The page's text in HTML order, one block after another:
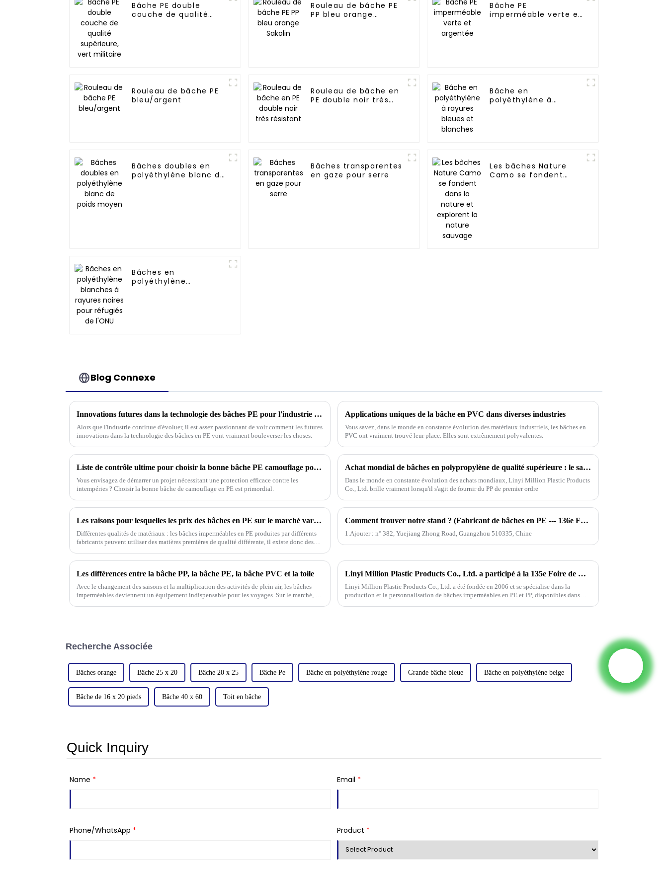
Bâche PE double
couche de qualité
Rouleau de bâche PE
PP bleu orange
Bâche PE
imperméable verte et
Rouleau de bâche PE
bleu/argent
Rouleau de bâche en
PE double noir très
Bâche en
polyéthylène à
Bâches doubles en
polyéthylène blanc de
Bâches transparentes
en gaze pour serre
Les bâches Nature
Camo se fondent
Bâches en
polyéthylène
Blog Connexe
Innovations futures dans la technologie des bâches PE pour l'industrie 2025
Alors que l'industrie continue d'évoluer, il est assez passionnant de voir comment les futures
innovations dans la technologie des bâches en PE vont vraiment bouleverser les choses.
Applications uniques de la bâche en PVC dans diverses industries
Vous savez, dans le monde en constante évolution des matériaux industriels, les bâches en
PVC ont vraiment trouvé leur place. Elles sont extrêmement polyvalentes.
Liste de contrôle ultime pour choisir la bonne bâche PE camouflage pour votre projet
Vous envisagez de démarrer un projet nécessitant une protection efficace contre les
intempéries ? Choisir la bonne bâche de camouflage en PE est primordial.
Achat mondial de bâches en polypropylène de qualité supérieure : le savoir-faire chinois au service des marchés axés sur la qualité
Dans le monde en constante évolution des achats mondiaux, Linyi Million Plastic Products
Co., Ltd. brille vraiment lorsqu'il s'agit de fournir du PP de premier ordre
Les raisons pour lesquelles les prix des bâches en PE sur le marché varient considérablement
Différentes qualités de matériaux : les bâches imperméables en PE produites par différents
fabricants peuvent utiliser des matières premières de qualité différente, il existe donc des
Comment trouver notre stand ? (Fabricant de bâches en PE --- 136e Foire de Canton)
1.Ajouter : n° 382, ​​​​Yuejiang Zhong Road, Guangzhou 510335, Chine
Les différences entre la bâche PP, la bâche PE, la bâche PVC et la toile
Avec le changement des saisons et la multiplication des activités de plein air, les bâches
imperméables deviennent un équipement indispensable pour les voyages. Sur le marché, on
Linyi Million Plastic Products Co., Ltd. a participé à la 135e Foire de Canton du printemps pour présenter des produits de bâche imperméable en PE et PP
Linyi Million Plastic Products Co., Ltd. a été fondée en 2006 et se spécialise dans la
production et la personnalisation de bâches imperméables en PE et PP, disponibles dans
Recherche Associée
Bâches orange Bâche 25 x 20 Bâche 20 x 25 Bâche Pe Bâche en polyéthylène rouge Grande bâche bleue Bâche en polyéthylène beige
Bâche de 16 x 20 pieds Bâche 40 x 60 Toit en bâche
Quick Inquiry
Name * Email *
Phone/WhatsApp * Product *